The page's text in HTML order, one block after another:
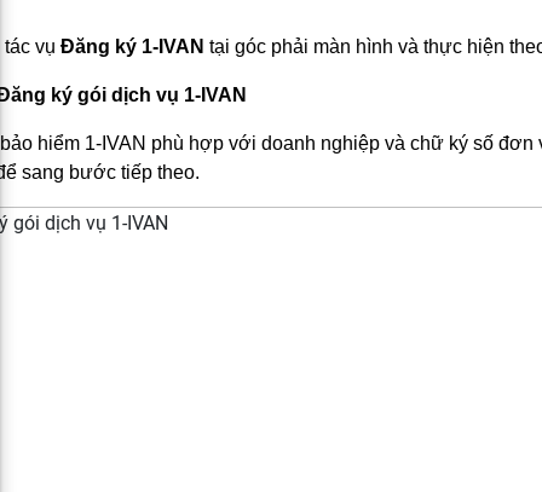
vụ Đăng ký 1-IVAN tại góc phải màn hình và thực hiện
ký gói dịch vụ 1-IVAN
hiểm 1-IVAN phù hợp với doanh nghiệp và chữ ký số đơn
sang bước tiếp theo.